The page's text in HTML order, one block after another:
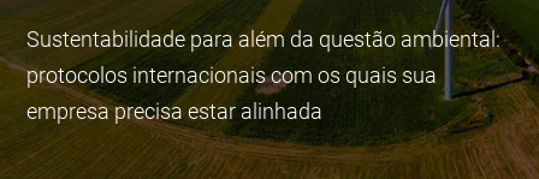
Sustentabilidade para além da questão ambiental:
protocolos internacionais com os quais sua
empresa precisa estar alinhada